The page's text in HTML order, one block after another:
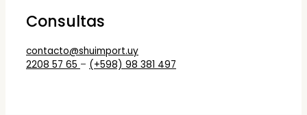
Consultas
contacto@shuimport.uy
2208 57 65 – (+598) 98 381 497